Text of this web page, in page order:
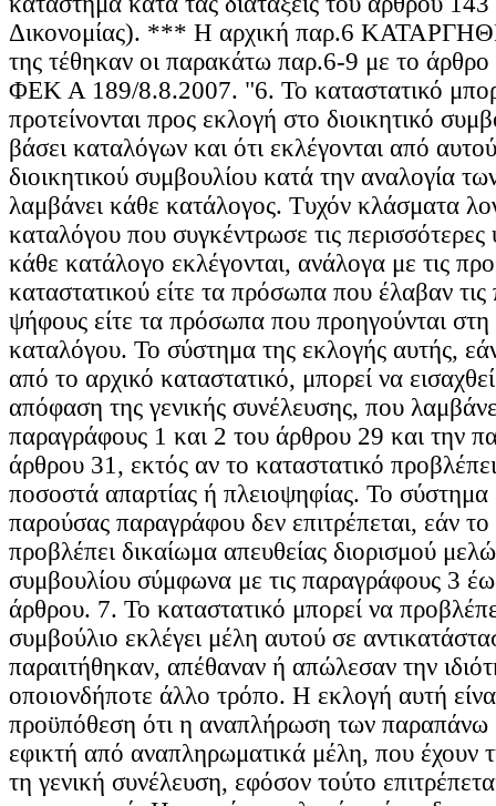
Δικονομίας). *** Η αρχική παρ.6
της τέθηκαν οι παρακάτω παρ.6-9 με το
ΦΕΚ Α 189/8.8.2007. "6. Το καταστατικό
προτείνονται προς εκλογή στο διοικητικό
βάσει καταλόγων και ότι εκλέγονται από
διοικητικού συμβουλίου κατά την αναλογία
λαμβάνει κάθε κατάλογος. Τυχόν κλάσματα
καταλόγου που συγκέντρωσε τις
κάθε κατάλογο εκλέγονται, ανάλογα με τις
καταστατικού είτε τα πρόσωπα που έλαβαν τις
ψήφους είτε τα πρόσωπα που προηγούνται στη
καταλόγου. Το σύστημα της εκλογής αυτής,
από το αρχικό καταστατικό, μπορεί να
απόφαση της γενικής συνέλευσης, που
παραγράφους 1 και 2 του άρθρου 29 και την
άρθρου 31, εκτός αν το καταστατικό
ποσοστά απαρτίας ή πλειοψηφίας. Το σύστημα
παρούσας παραγράφου δεν επιτρέπεται, εάν το
προβλέπει δικαίωμα απευθείας διορισμού
συμβουλίου σύμφωνα με τις παραγράφους 3
άρθρου. 7. Το καταστατικό μπορεί να
συμβούλιο εκλέγει μέλη αυτού σε
παραιτήθηκαν, απέθαναν ή απώλεσαν την
οποιονδήποτε άλλο τρόπο. Η εκλογή αυτή
προϋπόθεση ότι η αναπλήρωση των παραπάνω
εφικτή από αναπληρωματικά μέλη, που έχουν
τη γενική συνέλευση, εφόσον τούτο